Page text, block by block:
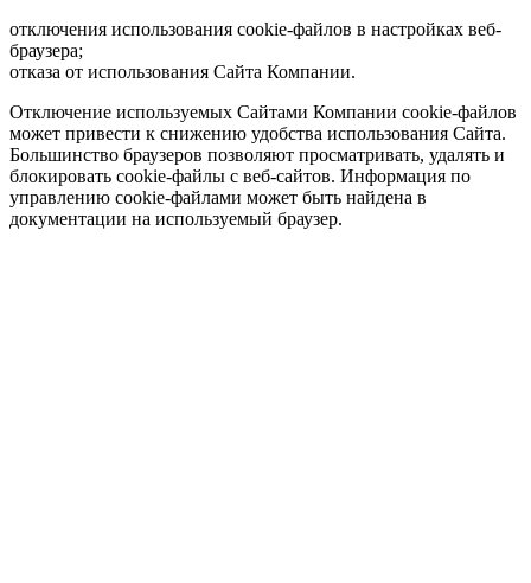
отключения использования cookie-файлов в настройках веб-
браузера;
отказа от использования Сайта Компании.
Отключение используемых Сайтами Компании cookie-файлов
может привести к снижению удобства использования Сайта.
Большинство браузеров позволяют просматривать, удалять и
блокировать cookie-файлы c веб-сайтов. Информация по
управлению cookie-файлами может быть найдена в
документации на используемый браузер.